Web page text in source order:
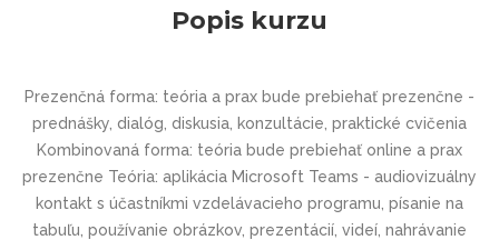
Popis kurzu
Prezenčná forma: teória a prax bude prebiehať prezenčne -
prednášky, dialóg, diskusia, konzultácie, praktické cvičenia
Kombinovaná forma: teória bude prebiehať online a prax
prezenčne Teória: aplikácia Microsoft Teams - audiovizuálny
kontakt s účastníkmi vzdelávacieho programu, písanie na
tabuľu, používanie obrázkov, prezentácií, videí, nahrávanie